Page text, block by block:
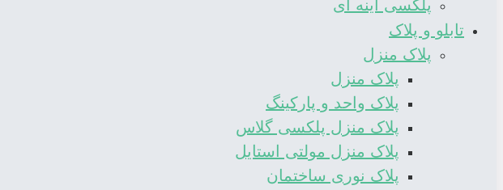
پلکسی آینه ای
تابلو و پلاک
پلاک منزل
پلاک منزل
پلاک واحد و پارکینگ
پلاک منزل پلکسی گلاس
پلاک منزل مولتی استایل
پلاک نوری ساختمان